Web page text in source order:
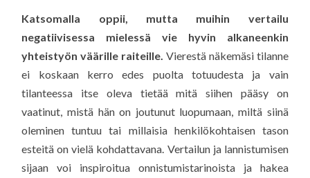
Katsomalla oppii, mutta muihin vertailu
negatiivisessa mielessä vie hyvin alkaneenkin
yhteistyön väärille raiteille. Vierestä näkemäsi tilanne
ei koskaan kerro edes puolta totuudesta ja vain
tilanteessa itse oleva tietää mitä siihen pääsy on
vaatinut, mistä hän on joutunut luopumaan, miltä siinä
oleminen tuntuu tai millaisia henkilökohtaisen tason
esteitä on vielä kohdattavana. Vertailun ja lannistumisen
sijaan voi inspiroitua onnistumistarinoista ja hakea